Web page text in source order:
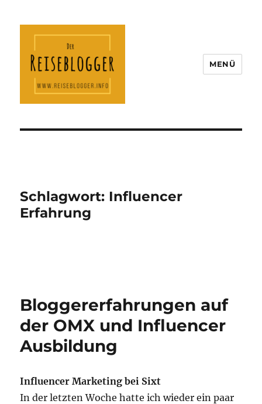
MENÜ
Schlagwort: Influencer
Erfahrung
Bloggererfahrungen auf
der OMX und Influencer
Ausbildung
Influencer Marketing bei Sixt
In der letzten Woche hatte ich wieder ein paar